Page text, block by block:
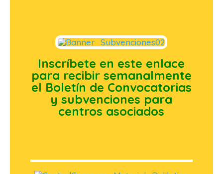
Inscríbete en este enlace
para recibir semanalmente
el Boletín de Convocatorias
y subvenciones para
centros asociados